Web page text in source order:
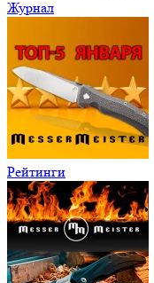
Журнал
Рейтинги